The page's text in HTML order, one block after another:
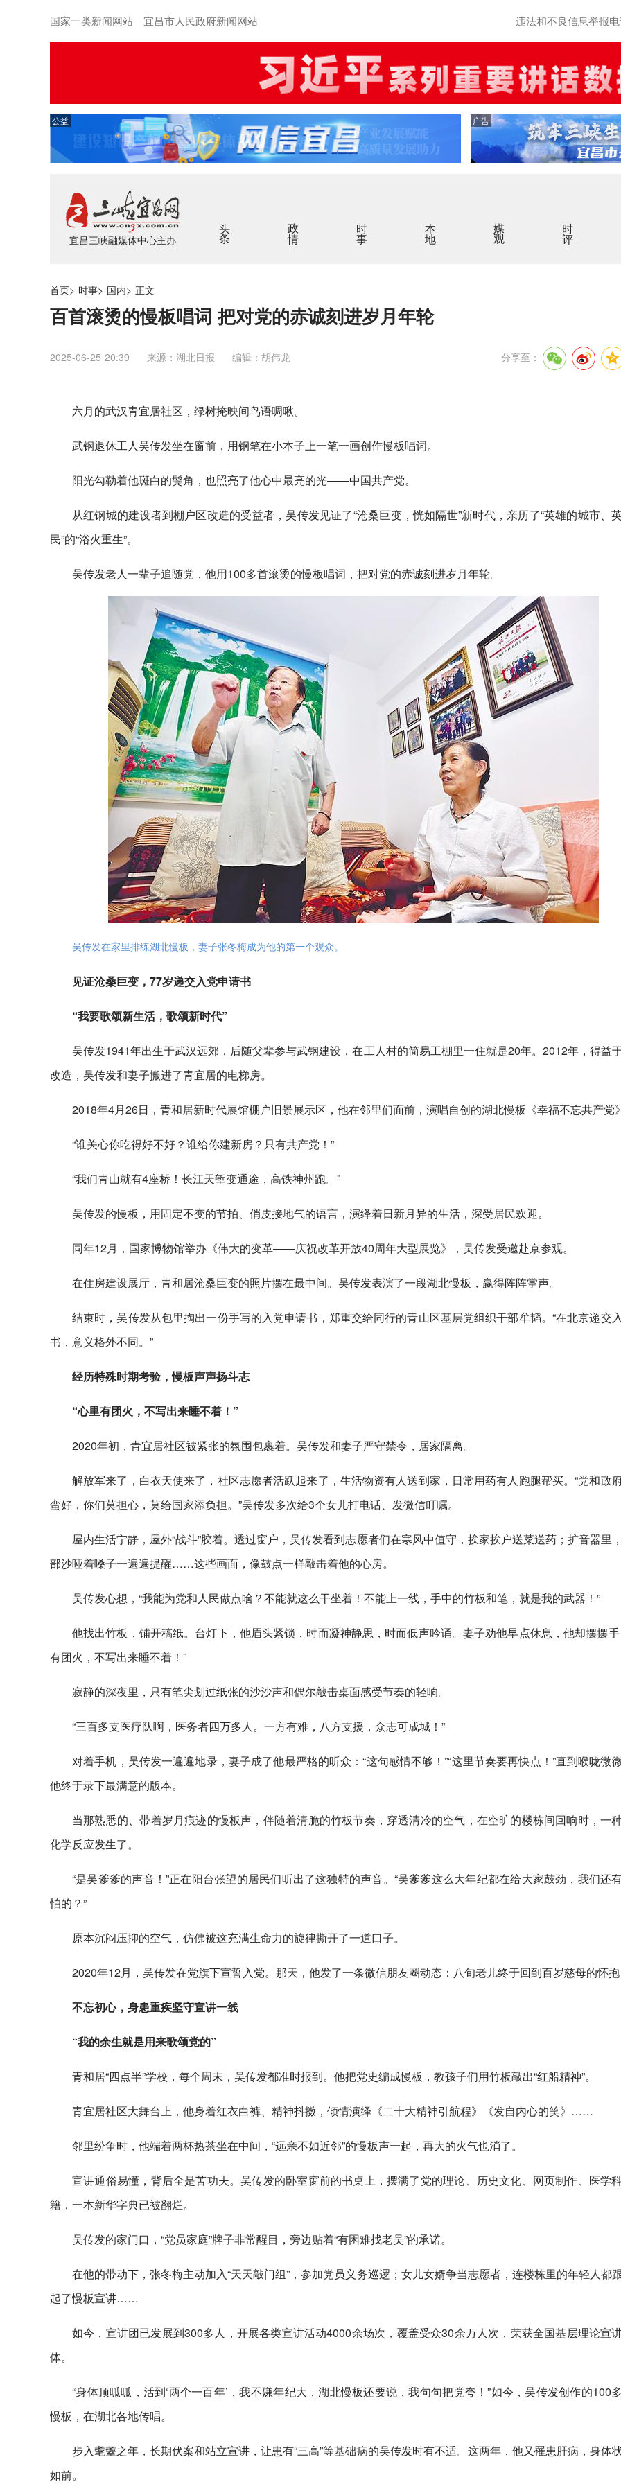
国家一类新闻网站 宜昌市人民政府新闻网站 违法和不良信息举报
公益 广告
宜昌三峡融媒体中心主办
头条 政情 时事 本地 媒观 时评
首页> 时事> 国内> 正文
百首滚烫的慢板唱词 把对党的赤诚刻进岁月年轮
2025-06-25 20:39 来源：湖北日报 编辑：胡伟龙 分享至：
六月的武汉青宜居社区，绿树掩映间鸟语啁啾。
武钢退休工人吴传发坐在窗前，用钢笔在小本子上一笔一画创作慢板唱词。
阳光勾勒着他斑白的鬓角，也照亮了他心中最亮的光——中国共产党。
从红钢城的建设者到棚户区改造的受益者，吴传发见证了“沧桑巨变，恍如隔世”新时代，亲历了“英雄的城市、
民”的“浴火重生”。
吴传发老人一辈子追随党，他用100多首滚烫的慢板唱词，把对党的赤诚刻进岁月年轮。
吴传发在家里排练湖北慢板，妻子张冬梅成为他的第一个观众。
见证沧桑巨变，77岁递交入党申请书
“我要歌颂新生活，歌颂新时代”
吴传发1941年出生于武汉远郊，后随父辈参与武钢建设，在工人村的简易工棚里一住就是20年。2012年，得益
改造，吴传发和妻子搬进了青宜居的电梯房。
2018年4月26日，青和居新时代展馆棚户旧景展示区，他在邻里们面前，演唱自创的湖北慢板《幸福不忘共产党
“谁关心你吃得好不好？谁给你建新房？只有共产党！”
“我们青山就有4座桥！长江天堑变通途，高铁神州跑。”
吴传发的慢板，用固定不变的节拍、俏皮接地气的语言，演绎着日新月异的生活，深受居民欢迎。
同年12月，国家博物馆举办《伟大的变革——庆祝改革开放40周年大型展览》，吴传发受邀赴京参观。
在住房建设展厅，青和居沧桑巨变的照片摆在最中间。吴传发表演了一段湖北慢板，赢得阵阵掌声。
结束时，吴传发从包里掏出一份手写的入党申请书，郑重交给同行的青山区基层党组织干部牟韬。“在北京递交
书，意义格外不同。”
经历特殊时期考验，慢板声声扬斗志
“心里有团火，不写出来睡不着！”
2020年初，青宜居社区被紧张的氛围包裹着。吴传发和妻子严守禁令，居家隔离。
解放军来了，白衣天使来了，社区志愿者活跃起来了，生活物资有人送到家，日常用药有人跑腿帮买。“党和政
蛮好，你们莫担心，莫给国家添负担。”吴传发多次给3个女儿打电话、发微信叮嘱。
屋内生活宁静，屋外“战斗”胶着。透过窗户，吴传发看到志愿者们在寒风中值守，挨家挨户送菜送药；扩音器里
部沙哑着嗓子一遍遍提醒……这些画面，像鼓点一样敲击着他的心房。
吴传发心想，“我能为党和人民做点啥？不能就这么干坐着！不能上一线，手中的竹板和笔，就是我的武器！”
他找出竹板，铺开稿纸。台灯下，他眉头紧锁，时而凝神静思，时而低声吟诵。妻子劝他早点休息，他却摆摆手
有团火，不写出来睡不着！”
寂静的深夜里，只有笔尖划过纸张的沙沙声和偶尔敲击桌面感受节奏的轻响。
“三百多支医疗队啊，医务者四万多人。一方有难，八方支援，众志可成城！”
对着手机，吴传发一遍遍地录，妻子成了他最严格的听众：“这句感情不够！”“这里节奏要再快点！”直到喉咙微
他终于录下最满意的版本。
当那熟悉的、带着岁月痕迹的慢板声，伴随着清脆的竹板节奏，穿透清冷的空气，在空旷的楼栋间回响时，一
化学反应发生了。
“是吴爹爹的声音！”正在阳台张望的居民们听出了这独特的声音。“吴爹爹这么大年纪都在给大家鼓劲，我们还
怕的？”
原本沉闷压抑的空气，仿佛被这充满生命力的旋律撕开了一道口子。
2020年12月，吴传发在党旗下宣誓入党。那天，他发了一条微信朋友圈动态：八旬老儿终于回到百岁慈母的怀抱
不忘初心，身患重疾坚守宣讲一线
“我的余生就是用来歌颂党的”
青和居“四点半”学校，每个周末，吴传发都准时报到。他把党史编成慢板，教孩子们用竹板敲出“红船精神”。
青宜居社区大舞台上，他身着红衣白裤、精神抖擞，倾情演绎《二十大精神引航程》《发自内心的笑》……
邻里纷争时，他端着两杯热茶坐在中间，“远亲不如近邻”的慢板声一起，再大的火气也消了。
宣讲通俗易懂，背后全是苦功夫。吴传发的卧室窗前的书桌上，摆满了党的理论、历史文化、网页制作、医学
籍，一本新华字典已被翻烂。
吴传发的家门口，“党员家庭”牌子非常醒目，旁边贴着“有困难找老吴”的承诺。
在他的带动下，张冬梅主动加入“天天敲门组”，参加党员义务巡逻；女儿女婿争当志愿者，连楼栋里的年轻人都
起了慢板宣讲……
如今，宣讲团已发展到300多人，开展各类宣讲活动4000余场次，覆盖受众30余万人次，荣获全国基层理论宣
体。
“身体顶呱呱，活到‘两个一百年’，我不嫌年纪大，湖北慢板还要说，我句句把党夸！”如今，吴传发创作的100
慢板，在湖北各地传唱。
步入耄耋之年，长期伏案和站立宣讲，让患有“三高”等基础病的吴传发时有不适。这两年，他又罹患肝病，身体
如前。